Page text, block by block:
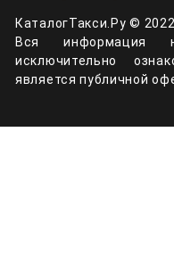
КаталогТакси.Ру ©
Вся информация
исключительно
является публичной